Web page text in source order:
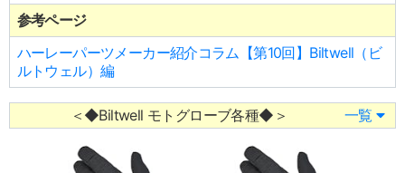
参考ページ
ハーレーパーツメーカー紹介コラム【第10回】Biltwell（ビ
ルトウェル）編
＜◆Biltwell モトグローブ各種◆＞ 一覧